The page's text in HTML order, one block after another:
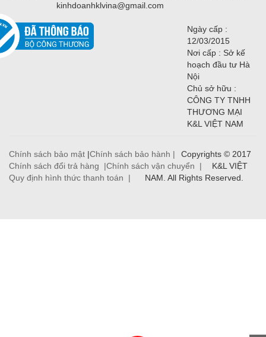
kinhdoanhklvina@gmail.com
Ngày cấp :
12/03/2015
Nơi cấp : Sở kế
hoạch đầu tư Hà
Nội
Chủ sở hữu :
CÔNG TY TNHH
THƯƠNG MẠI
K&L VIỆT NAM
Chính sách bảo mật |Chính sách bảo hành |
Chính sách đổi trả hàng |Chính sách vận chuyển |
Quy định hình thức thanh toán |
Copyrights © 2017
K&L VIỆT
NAM. All Rights Reserved.